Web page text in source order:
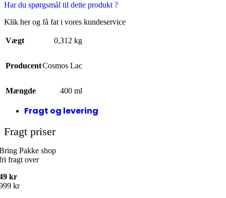
Har du spørgsmål til dette produkt ?
Klik her og få fat i vores kundeservice
Vægt 0,312 kg
ProducentCosmos Lac
Mængde 400 ml
Fragt og levering
Fragt priser
Pakke shop
fragt over
kr
kr